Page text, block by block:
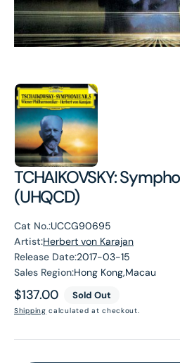
TCHAIKOVSKY:
(UHQCD)
Cat No.:UCCG90695
Artist:Herbert von Karajan
Release Date:2017-03-15
Sales Region:Hong Kong,Macau
Regular
price
$137.00 Sold Out
Shipping calculated at checkout.